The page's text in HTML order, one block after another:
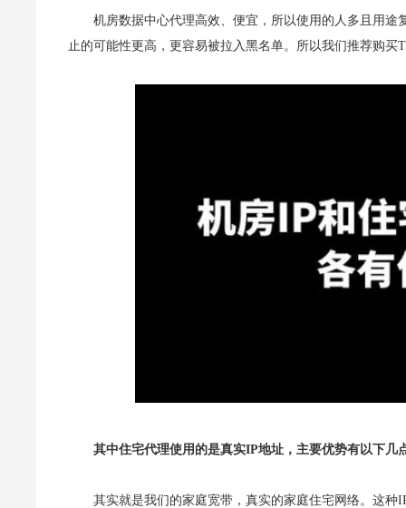
机房数据中心代理高效、便宜，所以使用的人多且用
止的可能性更高，更容易被拉入黑名单。所以我们推荐购买
其中住宅代理使用的是真实IP地址，主要优势有以下几
其实就是我们的家庭宽带，真实的家庭住宅网络。这